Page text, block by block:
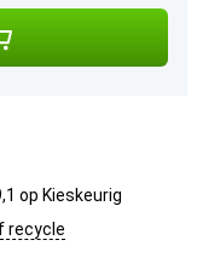
op Kieskeurig
recycle